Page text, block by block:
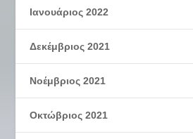
Ιανουάριος 2022
Δεκέμβριος 2021
Νοέμβριος 2021
Οκτώβριος 2021